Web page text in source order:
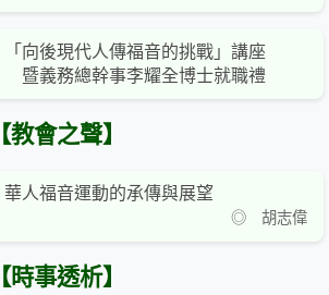
「向後現代人傳福音的挑戰」講座
暨義務總幹事李耀全博士就職禮
【教會之聲】
華人福音運動的承傳與展望
◎ 胡志偉
【時事透析】